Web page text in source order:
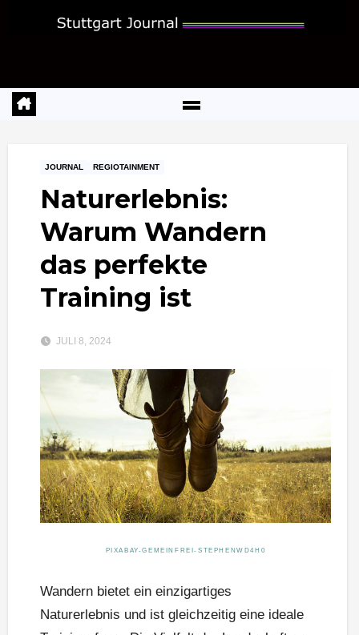
JOURNAL REGIOTAINMENT
Naturerlebnis:
Warum Wandern
das perfekte
Training ist
JULI 8, 2024
PIXABAY-GEMEINFREI-STEPHENWD4H0
Wandern bietet ein einzigartiges
Naturerlebnis und ist gleichzeitig eine ideale